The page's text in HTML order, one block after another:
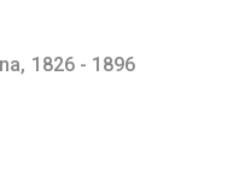
1826 - 1896